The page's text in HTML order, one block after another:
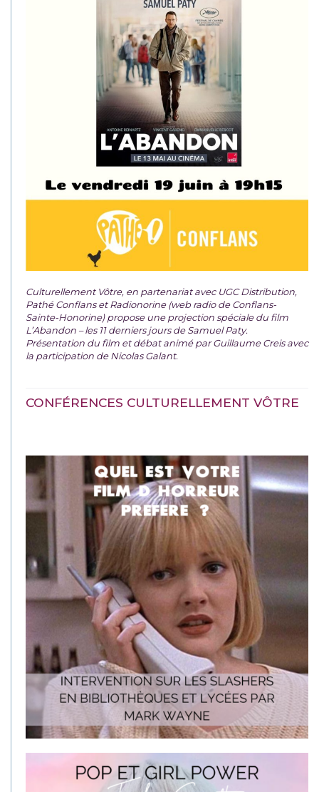
Culturellement Vôtre, en partenariat avec UGC Distribution,
Pathé Conflans et Radionorine (web radio de Conflans-
Sainte-Honorine) propose une projection spéciale du film
L’Abandon – les 11 derniers jours de Samuel Paty.
Présentation du film et débat animé par Guillaume Creis avec
la participation de Nicolas Galant.
CONFÉRENCES CULTURELLEMENT VÔTRE